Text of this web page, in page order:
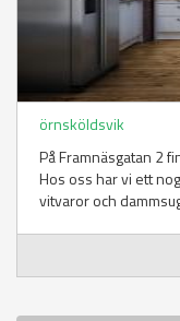
örnsköldsvik
På Framnäsgatan 2
Hos oss har vi ett
vitvaror och